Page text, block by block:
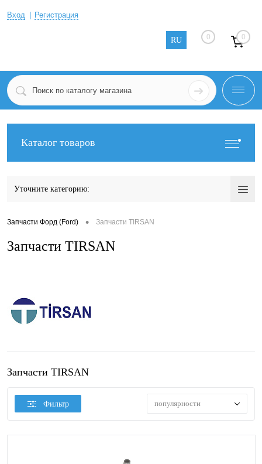
Вход Регистрация
RU 0 0
Каталог товаров
Уточните категорию:
Запчасти Форд (Ford) • Запчасти TIRSAN
Запчасти TIRSAN
Запчасти TIRSAN
Фильтр популярности